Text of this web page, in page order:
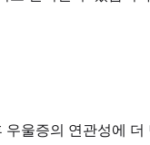
울증의 연관성에